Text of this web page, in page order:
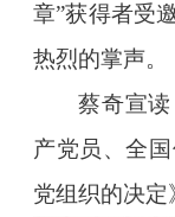
章”获得者受
热烈的掌声。
蔡奇宣
产党员、全
党组织的决定